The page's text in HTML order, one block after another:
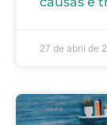
27 de abril de